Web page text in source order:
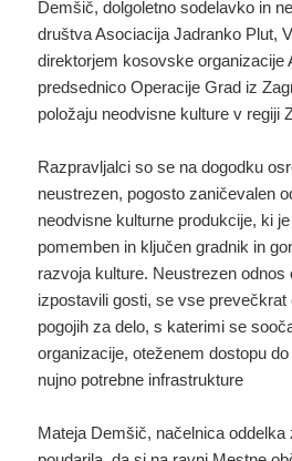
Demšič, dolgoletno sodelavko in
društva Asociacija Jadranko Plut,
direktorjem kosovske organizacije
predsednico Operacije Grad iz
položaju neodvisne kulture v regiji
Razpravljalci so se na dogodku
neustrezen, pogosto zaničevalen
neodvisne kulturne produkcije, ki
pomemben in ključen gradnik in
razvoja kulture. Neustrezen
izpostavili gosti, se vse
pogojih za delo, s katerimi se
organizacije, oteženem dostopu
nujno potrebne infrastrukture
Mateja Demšič, načelnica oddelka